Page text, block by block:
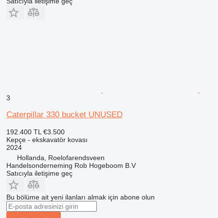
3
Caterpillar 330 bucket UNUSED
192.400 TL €3.500
Kepçe - ekskavatör kovası
2024
Hollanda, Roelofarendsveen
Handelsonderneming Rob Hogeboom B.V
Satıcıyla iletişime geç
Bu bölüme ait yeni ilanları almak için abone olun